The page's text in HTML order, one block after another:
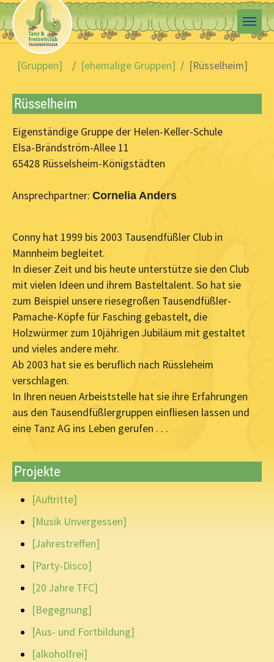
Skip to main content
You are here:
[Gruppen]
[ehemalige Gruppen] [Rüsselheim]
Rüsselheim
Eigenständige Gruppe der Helen-Keller-Schule
Elsa-Brändström-Allee 11
65428 Rüsselsheim-Königstädten
Ansprechpartner: Cornelia Anders
Conny hat 1999 bis 2003 Tausendfüßler Club in
Mannheim begleitet.
In dieser Zeit und bis heute unterstütze sie den Club
mit vielen Ideen und ihrem Basteltalent. So hat sie
zum Beispiel unsere riesegroßen Tausendfüßler-
Pamache-Köpfe für Fasching gebastelt, die
Holzwürmer zum 10jährigen Jubiläum mit gestaltet
und vieles andere mehr.
Ab 2003 hat sie es beruflich nach Rüssleheim
verschlagen.
In Ihren neuen Arbeiststelle hat sie ihre Erfahrungen
aus den Tausendfüßlergruppen einfliesen lassen und
eine Tanz AG ins Leben gerufen . . .
Projekte
[Auftritte]
[Musik Unvergessen]
[Jahrestreffen]
[Party-Disco]
[20 Jahre TFC]
[Begegnung]
[Aus- und Fortbildung]
[alkoholfrei]